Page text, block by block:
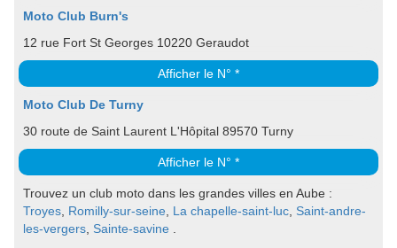
Moto Club Burn's
12 rue Fort St Georges 10220 Geraudot
Afficher le N° *
Moto Club De Turny
30 route de Saint Laurent L'Hôpital 89570 Turny
Afficher le N° *
Trouvez un club moto dans les grandes villes en Aube :
Troyes Romilly-sur-seine La chapelle-saint-luc Saint-andre-
les-vergers Sainte-savine